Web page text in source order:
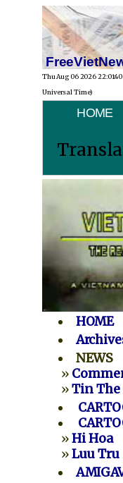
Thu Aug 06 2026
Universal Time)
HOME
HOME
NEWS
»
»Tin The
»Hi Hoa
»Luu Tru